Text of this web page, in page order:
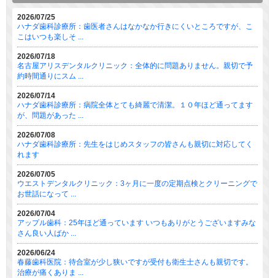
2026/07/25
ハナダ歯科診療所：歯医者さんはなかなか行きにくいところですが、こ
こはいつも楽しそ ...
2026/07/18
名古屋アリスデンタルクリニック：全体的に問題ありません。親切で予
約時間通りにスム ...
2026/07/14
ハナダ歯科診療所：病院全体とても綺麗で清潔。１０年ほど通ってます
が、問題があった ...
2026/07/08
ハナダ歯科診療所：先生をはじめスタッフの皆さんも親切に対応してく
れます
2026/07/05
ウエストデンタルクリニック：3ヶ月に一度の定期点検とクリーニングで
お世話になって ...
2026/07/04
アップル歯科：25年ほど通っています いつもありがとうございますみな
さん良い人ばか ...
2026/06/24
春藤歯科医院：待合室が少し狭いですが受付も衛生士さんも親切です。
治療が痛くありま ...